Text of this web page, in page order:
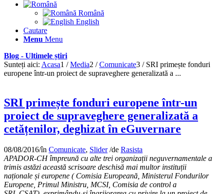
Română
English
Cautare
Menu Menu
Blog - Ultimele știri
Sunteți aici: Acasa1 / Media2 / Comunicate3 / SRI primește fonduri
europene într-un proiect de supraveghere generalizată a ...
SRI primește fonduri europene într-un
proiect de supraveghere generalizată a
cetățenilor, deghizat în eGuvernare
08/08/2016/în Comunicate, Slider /de Rasista
APADOR-CH împreună cu alte trei organizații neguvernamentale a
trimis astăzi această scrisoare deschisă mai multor instituții
naționale și europene ( Comisia Europeană, Ministerul Fondurilor
Europene, Primul Ministru, MCSI, Comisia de control a